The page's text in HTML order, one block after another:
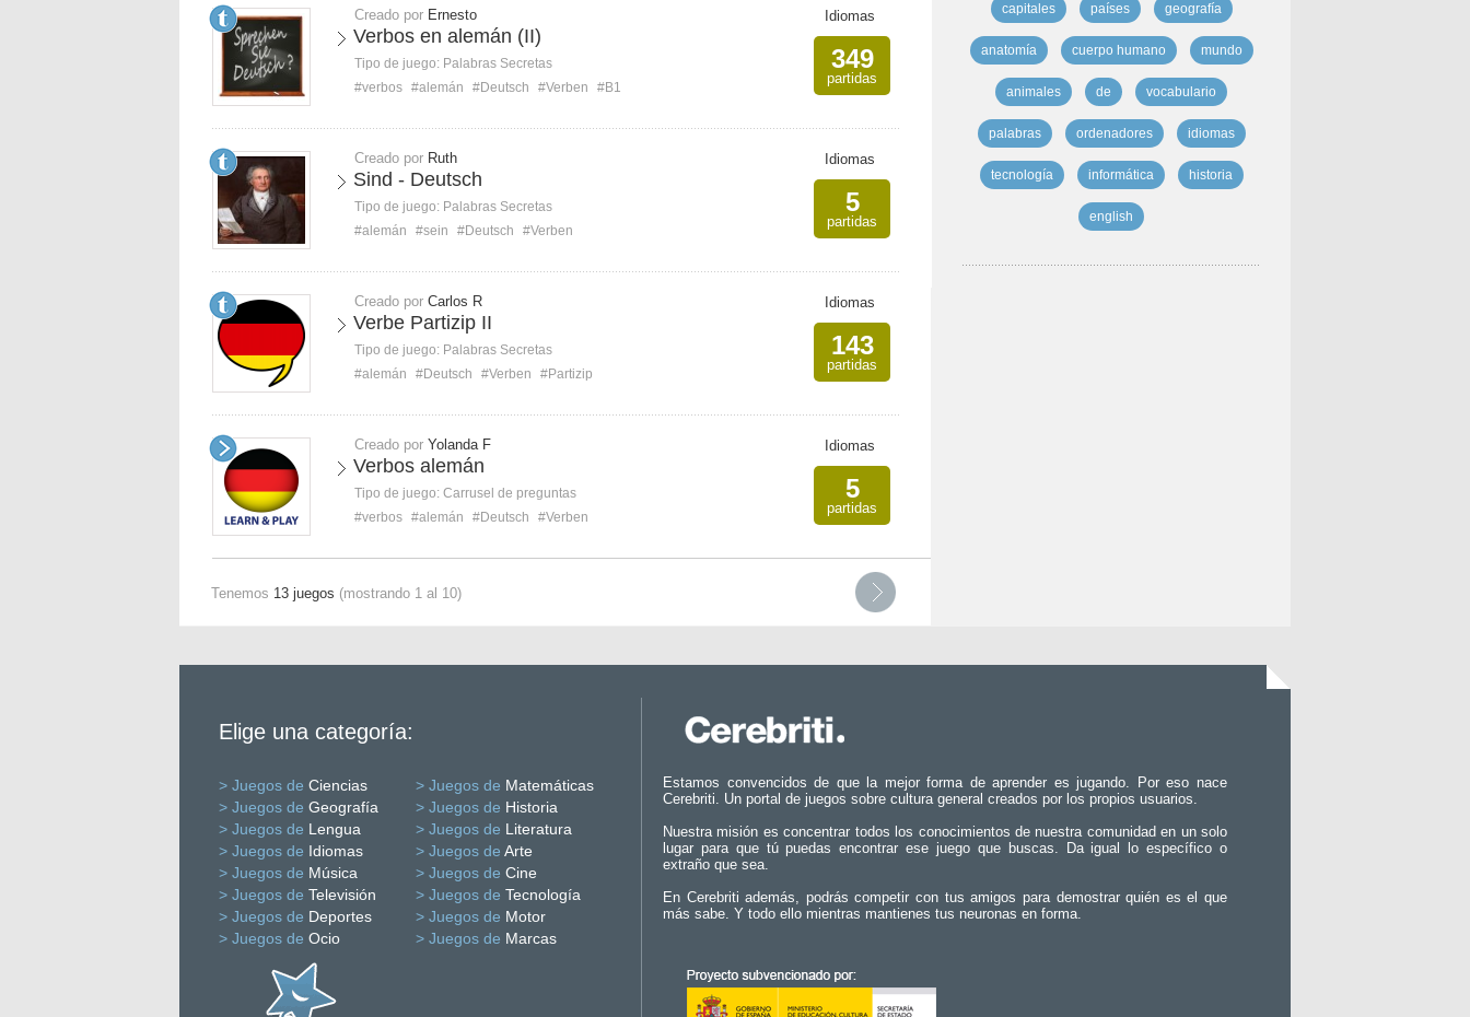
Creado por Ernesto
Verbos en alemán (II)
Tipo de juego: Palabras Secretas
#verbos #alemán #Deutsch #Verben #B1
Idiomas
349
partidas
Creado por Ruth
Sind - Deutsch
Tipo de juego: Palabras Secretas
#alemán
#sein #Deutsch #Verben
Idiomas
5
partidas
Creado por Carlos R
Verbe Partizip II
Tipo de juego: Palabras Secretas
#alemán
#Deutsch #Verben #Partizip
Idiomas
143
partidas
Creado por Yolanda F
Verbos alemán
Tipo de juego: Carrusel de preguntas
#verbos #alemán #Deutsch #Verben
Idiomas
5
partidas
Tenemos 13 juegos (mostrando 1 al 10)
capitales países geografía
anatomía cuerpo humano mundo
animales de vocabulario
palabras ordenadores idiomas
tecnología informática historia
english
Elige una categoría:
> Juegos de Ciencias > Juegos de Matemáticas
> Juegos de Geografía > Juegos de Historia
> Juegos de Lengua > Juegos de Literatura
> Juegos de Idiomas > Juegos de Arte
> Juegos de Música > Juegos de Cine
> Juegos de Televisión > Juegos de Tecnología
> Juegos de Deportes > Juegos de Motor
> Juegos de Ocio > Juegos de Marcas
Estamos convencidos de que la mejor forma de aprender es jugando. Por eso nace
Cerebriti. Un portal de juegos sobre cultura general creados por los propios usuarios.
Nuestra misión es concentrar todos los conocimientos de nuestra comunidad en un solo
lugar para que tú puedas encontrar ese juego que buscas. Da igual lo específico o
extraño que sea.
En Cerebriti además, podrás competir con tus amigos para demostrar quién es el que
más sabe. Y todo ello mientras mantienes tus neuronas en forma.